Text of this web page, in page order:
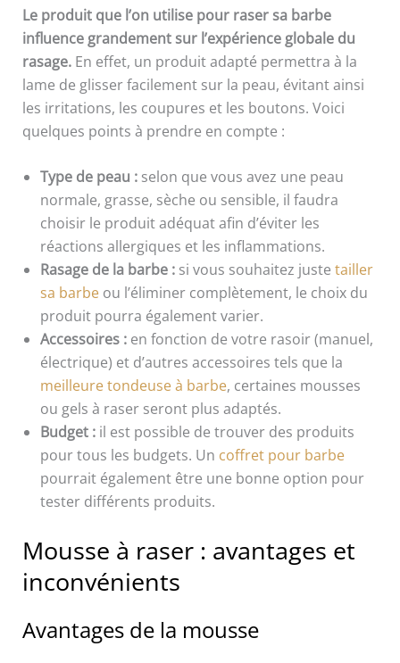
Le produit que l’on utilise pour raser sa barbe
influence grandement sur l’expérience globale du
rasage.En effet, un produit adapté permettra à la
lame de glisser facilement sur la peau, évitant ainsi
les irritations, les coupures et les boutons. Voici
quelques points à prendre en compte :
Type de peau :selon que vous avez une peau
normale, grasse, sèche ou sensible, il faudra
choisir le produit adéquat afin d’éviter les
réactions allergiques et les inflammations.
Rasage de la barbe :si vous souhaitez juste tailler
sa barbeou l’éliminer complètement, le choix du
produit pourra également varier.
Accessoires :en fonction de votre rasoir (manuel,
électrique) et d’autres accessoires tels que la
meilleure tondeuse à barbe, certaines mousses
ou gels à raser seront plus adaptés.
Budget :il est possible de trouver des produits
pour tous les budgets. Un coffret pour barbe
pourrait également être une bonne option pour
tester différents produits.
Mousse à raser : avantages et
inconvénients
Avantages de la mousse